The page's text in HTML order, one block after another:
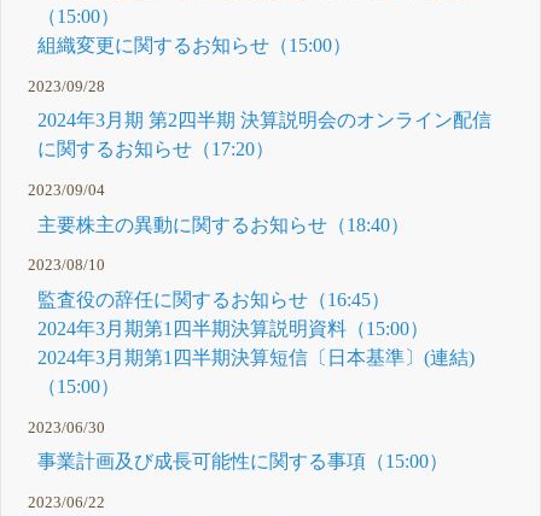
（15:00）
組織変更に関するお知らせ（15:00）
2023/09/28
2024年3月期 第2四半期 決算説明会のオンライン配信
に関するお知らせ（17:20）
2023/09/04
主要株主の異動に関するお知らせ（18:40）
2023/08/10
監査役の辞任に関するお知らせ（16:45）
2024年3月期第1四半期決算説明資料（15:00）
2024年3月期第1四半期決算短信〔日本基準〕(連結)
（15:00）
2023/06/30
事業計画及び成長可能性に関する事項（15:00）
2023/06/22